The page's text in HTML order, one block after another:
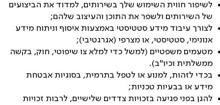
לשיפור חווית השימוש שלך בשירותים, למדוד את הביצועים
של השירותים ולשפר את התוכן והעיצוב שלהם;
לצורך עיבוד מידע סטטיסטי באמצעות איסוף וניתוח מידע
אנונימי, סטטיסטי, או מצרפי (אגרגטיבי);
מטעמים משפטיים (למשל כדי למלא צו שיפוטי, חוק, בקשה
ממשלתית וכיו"ב).
בכדי לזהות, למנוע או לטפל בתרמית, בסוגיות אבטחת
מידע או בבעיות טכניות;
להגן בפני פגיעה בזכויות צדדים שלישיים, לרבות זכויות